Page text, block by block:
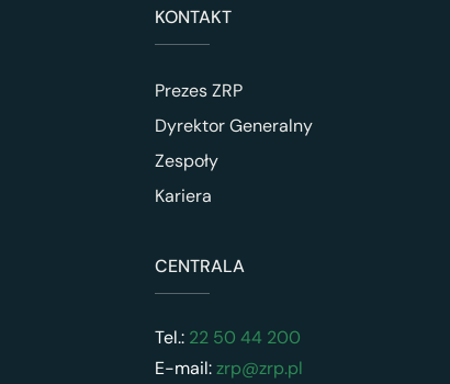
KONTAKT
Prezes ZRP
Dyrektor Generalny
Zespoły
Kariera
CENTRALA
Tel.:22 50 44 200
E-mail:zrp@zrp.pl